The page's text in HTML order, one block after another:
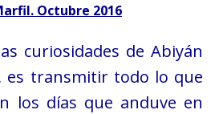
Octubre 2016
curiosidades de Abiyán
es transmitir todo lo que
los días que anduve en